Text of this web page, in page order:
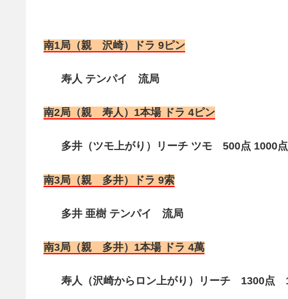
南1局（親 沢崎）ドラ 9ピン
寿人 テンパイ 流局
南2局（親 寿人）1本場 ドラ 4ピン
多井（ツモ上がり）リーチ ツモ 500点 1000
南3局（親 多井）ドラ 9索
多井 亜樹 テンパイ 流局
南3局（親 多井）1本場 ドラ 4萬
寿人（沢崎からロン上がり）リーチ 1300点